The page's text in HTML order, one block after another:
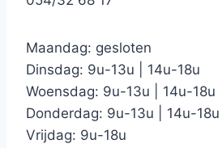
Maandag: gesloten
Dinsdag: 9u-13u | 14u-18u
Woensdag: 9u-13u | 14u-18u
Donderdag: 9u-13u | 14u-18u
Vrijdag: 9u-18u